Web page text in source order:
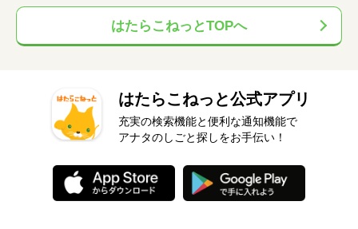
はたらこねっとTOPへ
はたらこねっと公式アプリ
充実の検索機能と便利な通知機能で
アナタのしごと探しをお手伝い！